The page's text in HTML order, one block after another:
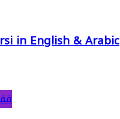
in English & Arabic